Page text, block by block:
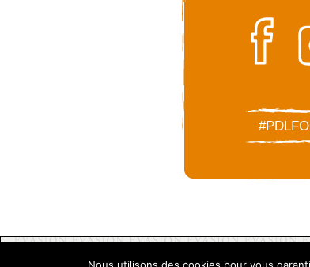
Folio le site